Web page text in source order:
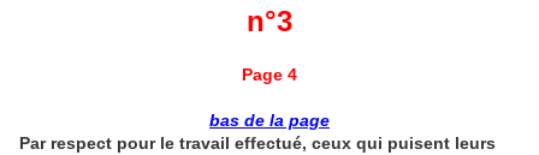
n°3
Page 4
bas de la page
Par respect pour le travail effectué, ceux qui puisent leurs